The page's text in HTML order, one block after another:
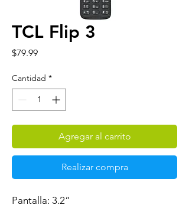
TCL Flip 3
$79.99Precio
Cantidad *
Agregar al carrito
Realizar compra
Pantalla: 3.2”